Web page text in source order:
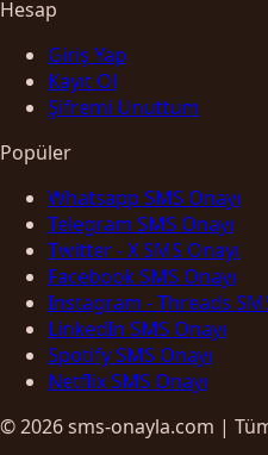
Hesap
Giriş Yap
Kayıt Ol
Şifremi Unuttum
Popüler
Whatsapp SMS Onayı
Telegram SMS Onayı
Twitter - X SMS Onayı
Facebook SMS Onayı
Instagram - Threads
LinkedIn SMS Onayı
Spotify SMS Onayı
Netflix SMS Onayı
© 2026 sms-onayla.com | Tüm